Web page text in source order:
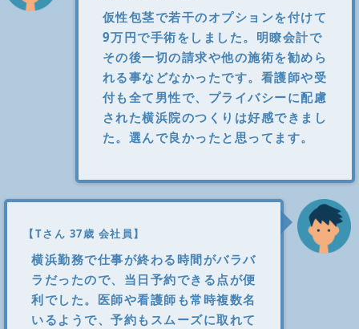
仮性包茎で若干のオプションを付けて
9万円で手術をしました。明瞭会計で
その後一切の請求や他の施術を勧めら
れる事などなかったです。看護師や受
付も全て男性で、プライバシーに配慮
された横浜院のつくりは好感できまし
た。選んで良かったと思ってます。
【Tさん 37歳 会社員】
横浜勤務で仕事が終わる時間がバラバ
ラだったので、当日予約できる点が便
利でした。医師や看護師も常時複数名
いるようで、予約もスムーズに取れて